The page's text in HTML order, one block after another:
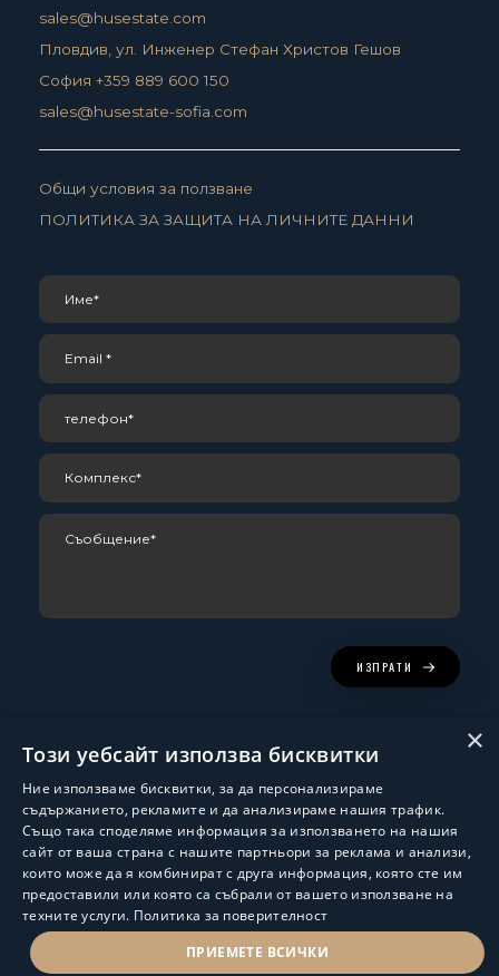
sales@husestate.com
Пловдив, ул. Инженер Стефан Христов Гешов
София +359 889 600 150
sales@husestate-sofia.com
Общи условия за ползване
ПОЛИТИКА ЗА ЗАЩИТА НА ЛИЧНИТЕ ДАННИ
ИЗПРАТИ
Изработка и поддръжка:ShalomDev.com
© Hus Estate 2022. All Rights Reserved.Общи условия за ползване
×
Този уебсайт използва бисквитки
Ние използваме бисквитки, за да персонализираме
съдържанието, рекламите и да анализираме нашия трафик.
Също така споделяме информация за използването на нашия
сайт от ваша страна с нашите партньори за реклама и анализи,
които може да я комбинират с друга информация, която сте им
предоставили или която са събрали от вашето използване на
техните услуги. Политика за поверителност
ПРИЕМЕТЕ ВСИЧКИ